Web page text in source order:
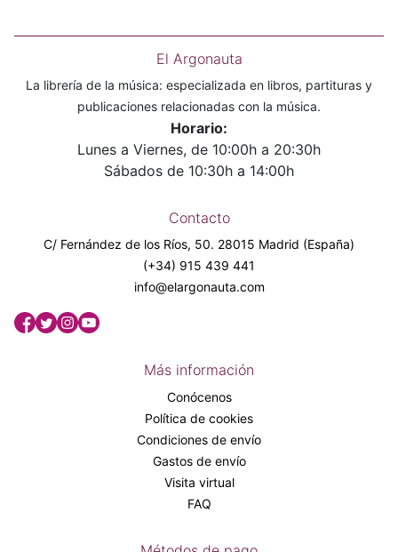
El Argonauta
La librería de la música: especializada en libros, partituras y
publicaciones relacionadas con la música.
Horario:
Lunes a Viernes, de 10:00h a 20:30h
Sábados de 10:30h a 14:00h
Contacto
C/ Fernández de los Ríos, 50. 28015 Madrid (España)
(+34) 915 439 441
info@elargonauta.com
Más información
Conócenos
Política de cookies
Condiciones de envío
Gastos de envío
Visita virtual
FAQ